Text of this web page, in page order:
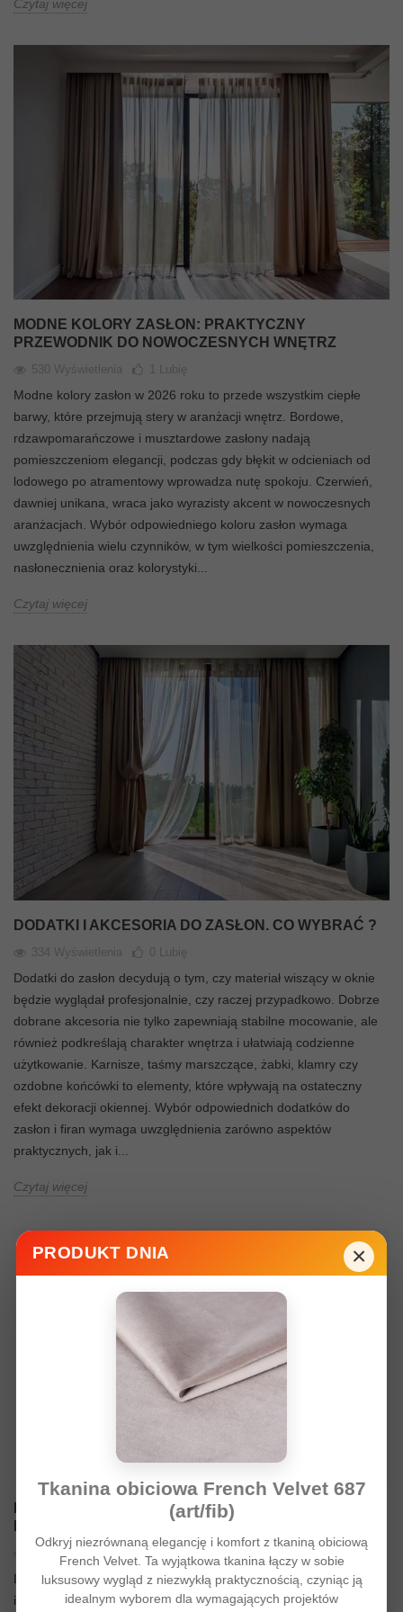
Czytaj więcej
MODNE KOLORY ZASŁON: PRAKTYCZNY
PRZEWODNIK DO NOWOCZESNYCH WNĘTRZ
530 Wyświetlenia 1 Lubię
Modne kolory zasłon w 2026 roku to przede wszystkim ciepłe
barwy, które przejmują stery w aranżacji wnętrz. Bordowe,
rdzawpomarańczowe i musztardowe zasłony nadają
pomieszczeniom elegancji, podczas gdy błękit w odcieniach od
lodowego po atramentowy wprowadza nutę spokoju. Czerwień,
dawniej unikana, wraca jako wyrazisty akcent w nowoczesnych
aranżacjach. Wybór odpowiedniego koloru zasłon wymaga
uwzględnienia wielu czynników, w tym wielkości pomieszczenia,
nasłonecznienia oraz kolorystyki...
Czytaj więcej
DODATKI I AKCESORIA DO ZASŁON. CO WYBRAĆ ?
334 Wyświetlenia Lubię
Dodatki do zasłon decydują o tym, czy materiał wiszący w oknie
będzie wyglądał profesjonalnie, czy raczej przypadkowo. Dobrze
dobrane akcesoria nie tylko zapewniają stabilne mocowanie, ale
również podkreślają charakter wnętrza i ułatwiają codzienne
użytkowanie. Karnisze, taśmy marszczące, żabki, klamry czy
ozdobne końcówki to elementy, które wpływają na ostateczny
efekt dekoracji okiennej. Wybór odpowiednich dodatków do
zasłon i firan wymaga uwzględnienia zarówno aspektów
praktycznych, jak i...
Czytaj więcej
DZIANINA. CO TO ZA MATERIAŁ ? KLIKA
PRAKTYCZNYCH INFORMACJI.
730 Wyświetlenia Lubię
Dzianina to materiał, który wyróżnia się wyjątkową elastycznością
i miękkością dzięki charakterystycznej strukturze oczkowej. W
×
PRODUKT DNIA
Tkanina obiciowa French Velvet 687
(art/fib)
Odkryj niezrównaną elegancję i komfort z tkaniną obiciową
French Velvet. Ta wyjątkowa tkanina łączy w sobie
luksusowy wygląd z niezwykłą praktycznością, czyniąc ją
idealnym wyborem dla wymagających projektów